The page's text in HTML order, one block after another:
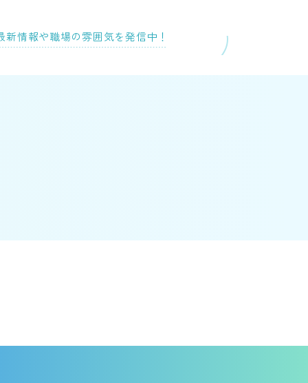
新情報や職場の雰囲気を発信中！